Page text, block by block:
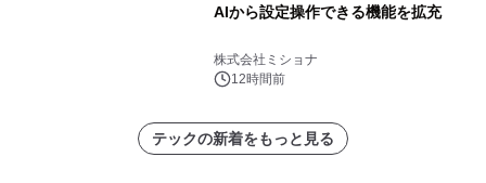
AIから設定操作できる機能を拡充
株式会社ミショナ
12時間前
テックの新着をもっと見る